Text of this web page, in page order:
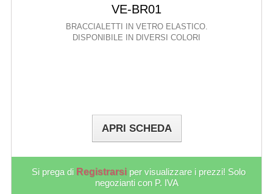
VE-BR01
BRACCIALETTI IN VETRO ELASTICO.
DISPONIBILE IN DIVERSI COLORI
APRI SCHEDA
Si prega di Registrarsi per visualizzare i prezzi! Solo
negozianti con P. IVA